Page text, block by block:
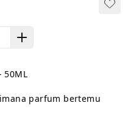
50ML
parfum bertemu